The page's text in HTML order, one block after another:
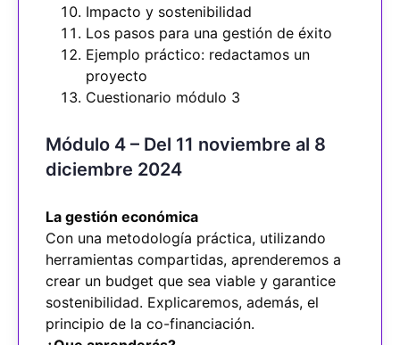
Impacto y sostenibilidad
Los pasos para una gestión de éxito
Ejemplo práctico: redactamos un
proyecto
Cuestionario módulo 3
Módulo 4 – Del 11 noviembre al 8
diciembre 2024
La gestión económica
Con una metodología práctica, utilizando
herramientas compartidas, aprenderemos a
crear un budget que sea viable y garantice
sostenibilidad. Explicaremos, además, el
principio de la co-financiación.